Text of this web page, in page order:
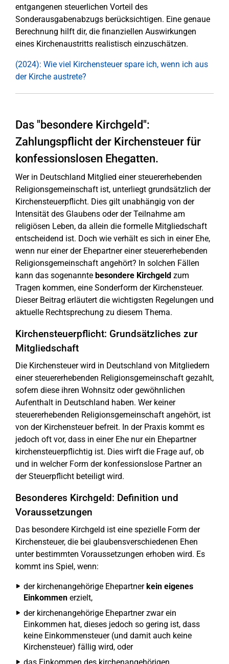
entgangenen steuerlichen Vorteil des
Sonderausgabenabzugs berücksichtigen. Eine genaue
Berechnung hilft dir, die finanziellen Auswirkungen
eines Kirchenaustritts realistisch einzuschätzen.
(2024): Wie viel Kirchensteuer spare ich, wenn ich aus
der Kirche austrete?
Das "besondere Kirchgeld":
Zahlungspflicht der Kirchensteuer für
konfessionslosen Ehegatten.
Wer in Deutschland Mitglied einer steuererhebenden
Religionsgemeinschaft ist, unterliegt grundsätzlich der
Kirchensteuerpflicht. Dies gilt unabhängig von der
Intensität des Glaubens oder der Teilnahme am
religiösen Leben, da allein die formelle Mitgliedschaft
entscheidend ist. Doch wie verhält es sich in einer Ehe,
wenn nur einer der Ehepartner einer steuererhebenden
Religionsgemeinschaft angehört? In solchen Fällen
kann das sogenannte besondere Kirchgeld zum
Tragen kommen, eine Sonderform der Kirchensteuer.
Dieser Beitrag erläutert die wichtigsten Regelungen und
aktuelle Rechtsprechung zu diesem Thema.
Kirchensteuerpflicht: Grundsätzliches zur
Mitgliedschaft
Die Kirchensteuer wird in Deutschland von Mitgliedern
einer steuererhebenden Religionsgemeinschaft gezahlt,
sofern diese ihren Wohnsitz oder gewöhnlichen
Aufenthalt in Deutschland haben. Wer keiner
steuererhebenden Religionsgemeinschaft angehört, ist
von der Kirchensteuer befreit. In der Praxis kommt es
jedoch oft vor, dass in einer Ehe nur ein Ehepartner
kirchensteuerpflichtig ist. Dies wirft die Frage auf, ob
und in welcher Form der konfessionslose Partner an
der Steuerpflicht beteiligt wird.
Besonderes Kirchgeld: Definition und
Voraussetzungen
Das besondere Kirchgeld ist eine spezielle Form der
Kirchensteuer, die bei glaubensverschiedenen Ehen
unter bestimmten Voraussetzungen erhoben wird. Es
kommt ins Spiel, wenn:
der kirchenangehörige Ehepartnerkein eigenes
Einkommen erzielt,
der kirchenangehörige Ehepartner zwar ein
Einkommen hat, dieses jedoch so gering ist, dass
keine Einkommensteuer (und damit auch keine
Kirchensteuer) fällig wird, oder